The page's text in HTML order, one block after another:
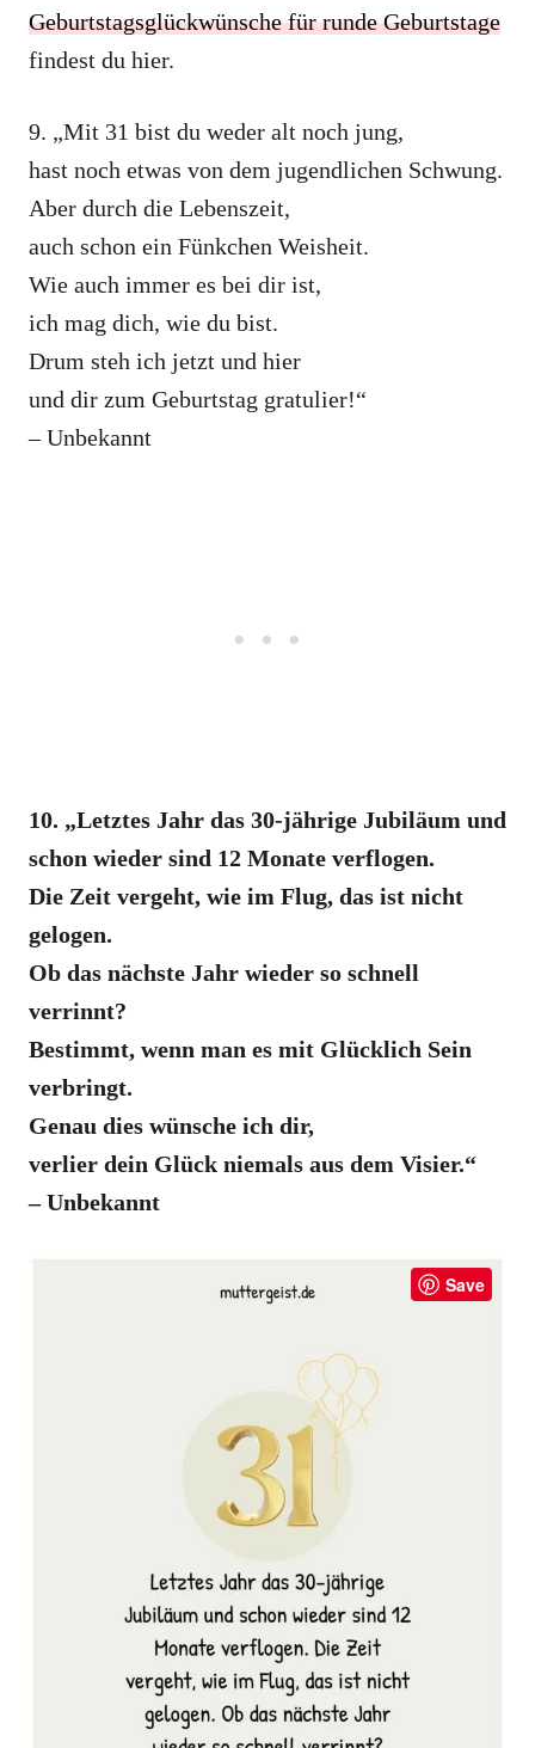
Geburtstagsglückwünsche für runde Geburtstage
findest du hier.
9. „Mit 31 bist du weder alt noch jung,
hast noch etwas von dem jugendlichen Schwung.
Aber durch die Lebenszeit,
auch schon ein Fünkchen Weisheit.
Wie auch immer es bei dir ist,
ich mag dich, wie du bist.
Drum steh ich jetzt und hier
und dir zum Geburtstag gratulier!“
– Unbekannt
10. „Letztes Jahr das 30-jährige Jubiläum und
schon wieder sind 12 Monate verflogen.
Die Zeit vergeht, wie im Flug, das ist nicht
gelogen.
Ob das nächste Jahr wieder so schnell
verrinnt?
Bestimmt, wenn man es mit Glücklich Sein
verbringt.
Genau dies wünsche ich dir,
verlier dein Glück niemals aus dem Visier.“
– Unbekannt
Save